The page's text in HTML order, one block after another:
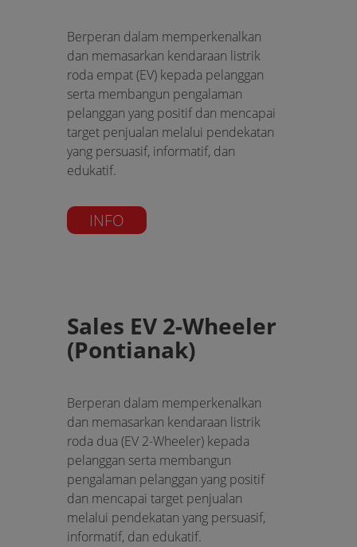
Berperan dalam memperkenalkan
dan memasarkan kendaraan listrik
roda empat (EV) kepada pelanggan
serta membangun pengalaman
pelanggan yang positif dan mencapai
target penjualan melalui pendekatan
yang persuasif, informatif, dan
edukatif.
INFO
Sales EV 2-Wheeler
(Pontianak)
Berperan dalam memperkenalkan
dan memasarkan kendaraan listrik
roda dua (EV 2-Wheeler) kepada
pelanggan serta membangun
pengalaman pelanggan yang positif
dan mencapai target penjualan
melalui pendekatan yang persuasif,
informatif, dan edukatif.